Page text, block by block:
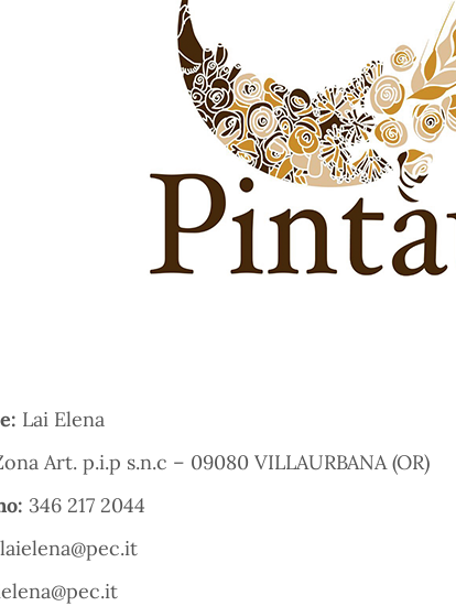
Lai Elena
Art. p.i.p s.n.c – 09080 VILLAURBANA (OR)
346 217 2044
laielena@pec.it